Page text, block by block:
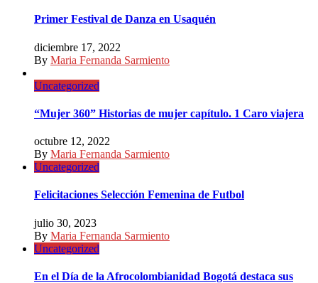
Primer Festival de Danza en Usaquén
diciembre 17, 2022
By Maria Fernanda Sarmiento
Uncategorized
“Mujer 360” Historias de mujer capítulo. 1 Caro viajera
octubre 12, 2022
By Maria Fernanda Sarmiento
Uncategorized
Felicitaciones Selección Femenina de Futbol
julio 30, 2023
By Maria Fernanda Sarmiento
Uncategorized
En el Día de la Afrocolombianidad Bogotá destaca sus